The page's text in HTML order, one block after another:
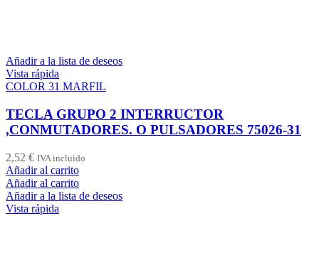
Añadir a la lista de deseos
Vista rápida
COLOR 31 MARFIL
TECLA GRUPO 2 INTERRUCTOR
,CONMUTADORES. O PULSADORES 75026-31
2,52 € IVA incluido
Añadir al carrito
Añadir al carrito
Añadir a la lista de deseos
Vista rápida